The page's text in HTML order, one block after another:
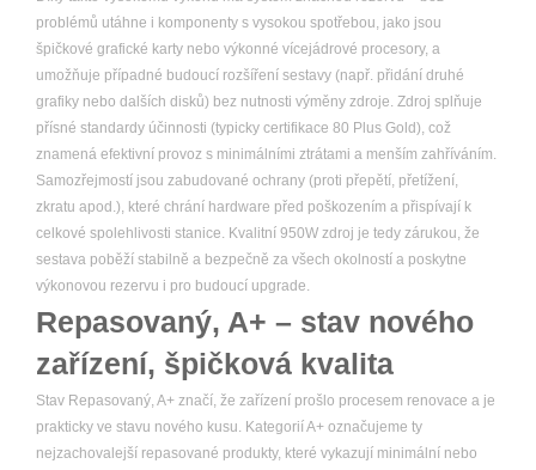
problémů utáhne i komponenty s vysokou spotřebou, jako jsou
špičkové grafické karty nebo výkonné vícejádrové procesory, a
umožňuje případné budoucí rozšíření sestavy (např. přidání druhé
grafiky nebo dalších disků) bez nutnosti výměny zdroje. Zdroj splňuje
přísné standardy účinnosti (typicky certifikace 80 Plus Gold), což
znamená efektivní provoz s minimálními ztrátami a menším zahříváním.
Samozřejmostí jsou zabudované ochrany (proti přepětí, přetížení,
zkratu apod.), které chrání hardware před poškozením a přispívají k
celkové spolehlivosti stanice. Kvalitní 950W zdroj je tedy zárukou, že
sestava poběží stabilně a bezpečně za všech okolností a poskytne
výkonovou rezervu i pro budoucí upgrade.
Repasovaný, A+ – stav nového
zařízení, špičková kvalita
Stav Repasovaný, A+ značí, že zařízení prošlo procesem renovace a je
prakticky ve stavu nového kusu. Kategorií A+ označujeme ty
nejzachovalejší repasované produkty, které vykazují minimální nebo